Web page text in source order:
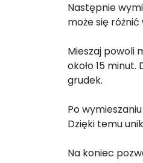
Następnie
może się
Mieszaj powoli
około 15
grudek.
Po
Dzięki temu
Na koniec